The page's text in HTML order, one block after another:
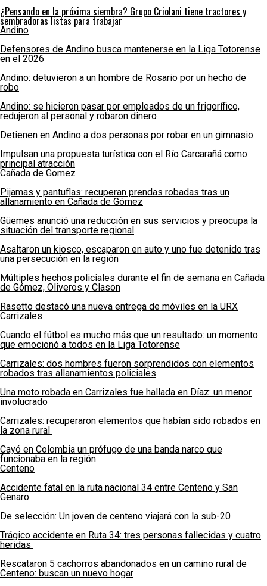
¿Pensando en la próxima siembra? Grupo Criolani tiene tractores y
sembradoras listas para trabajar
Andino
Defensores de Andino busca mantenerse en la Liga Totorense
en el 2026
Andino: detuvieron a un hombre de Rosario por un hecho de
robo
Andino: se hicieron pasar por empleados de un frigorífico,
redujeron al personal y robaron dinero
Detienen en Andino a dos personas por robar en un gimnasio
Impulsan una propuesta turística con el Río Carcarañá como
principal atracción
Cañada de Gomez
Pijamas y pantuflas: recuperan prendas robadas tras un
allanamiento en Cañada de Gómez
Güemes anunció una reducción en sus servicios y preocupa la
situación del transporte regional
Asaltaron un kiosco, escaparon en auto y uno fue detenido tras
una persecución en la región
Múltiples hechos policiales durante el fin de semana en Cañada
de Gómez, Oliveros y Clason
Rasetto destacó una nueva entrega de móviles en la URX
Carrizales
Cuando el fútbol es mucho más que un resultado: un momento
que emocionó a todos en la Liga Totorense
Carrizales: dos hombres fueron sorprendidos con elementos
robados tras allanamientos policiales
Una moto robada en Carrizales fue hallada en Díaz: un menor
involucrado
Carrizales: recuperaron elementos que habían sido robados en
la zona rural
Cayó en Colombia un prófugo de una banda narco que
funcionaba en la región
Centeno
Accidente fatal en la ruta nacional 34 entre Centeno y San
Genaro
De selección: Un joven de centeno viajará con la sub-20
Trágico accidente en Ruta 34: tres personas fallecidas y cuatro
heridas
Rescataron 5 cachorros abandonados en un camino rural de
Centeno: buscan un nuevo hogar